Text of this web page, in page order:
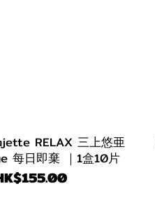
RELAX 三上悠亜
每日即棄 ｜1盒10片